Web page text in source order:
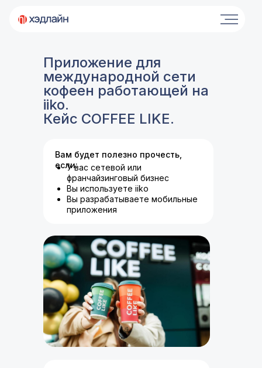
Приложение для
международной сети
кофеен работающей на
iiko.
Кейс COFFEE LIKE.
У вас сетевой или
франчайзинговый бизнес
Вы используете iiko
Вы разрабатываете мобильные
приложения
Вам будет полезно прочесть,
если: